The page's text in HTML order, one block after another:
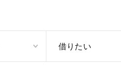
借りたい